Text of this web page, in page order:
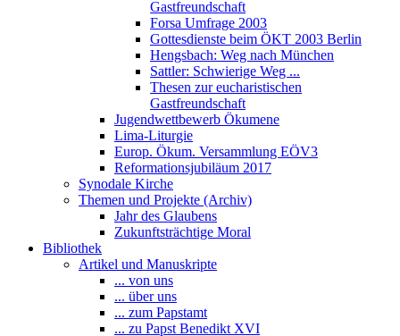
Gastfreundschaft
Forsa Umfrage 2003
Gottesdienste beim ÖKT 2003 Berlin
Hengsbach: Weg nach München
Sattler: Schwierige Weg ...
Thesen zur eucharistischen
Gastfreundschaft
Jugendwettbewerb Ökumene
Lima-Liturgie
Europ. Ökum. Versammlung EÖV3
Reformationsjubiläum 2017
Synodale Kirche
Themen und Projekte (Archiv)
Jahr des Glaubens
Zukunftsträchtige Moral
Bibliothek
Artikel und Manuskripte
... von uns
... über uns
... zum Papstamt
... zu Papst Benedikt XVI